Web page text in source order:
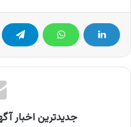
جدیدترین اخبار